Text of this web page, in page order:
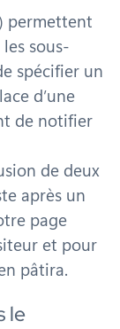
permettent
sous-
spécifier un
d’une
de notifier
de deux
après un
page
et pour
pâtira.
le